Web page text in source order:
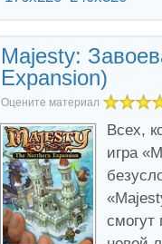
Majesty:
Expansion)
Оцените материал
Всех,
игра
смогут